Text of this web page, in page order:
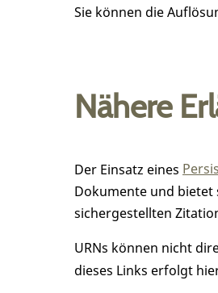
Sie können die
Nähere
Der Einsatz eines
Dokumente und bietet
sichergestellten
URNs können nicht
dieses Links erfolgt